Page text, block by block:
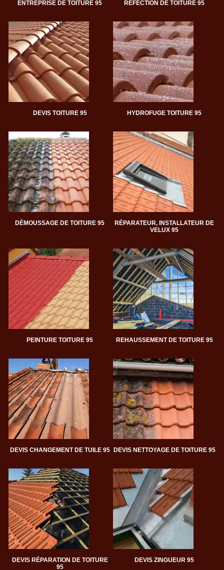
ENTREPRISE DE TOITURE 95 RÉFECTION DE TOITURE 95
DEVIS TOITURE 95 HYDROFUGE TOITURE 95
DÉMOUSSAGE DE TOITURE 95
RÉPARATEUR, INSTALLATEUR DE
VELUX 95
PEINTURE TOITURE 95 REHAUSSEMENT DE TOITURE 95
DEVIS CHANGEMENT DE TUILE 95 DEVIS NETTOYAGE DE TOITURE 95
DEVIS RÉPARATION DE TOITURE
95
DEVIS ZINGUEUR 95